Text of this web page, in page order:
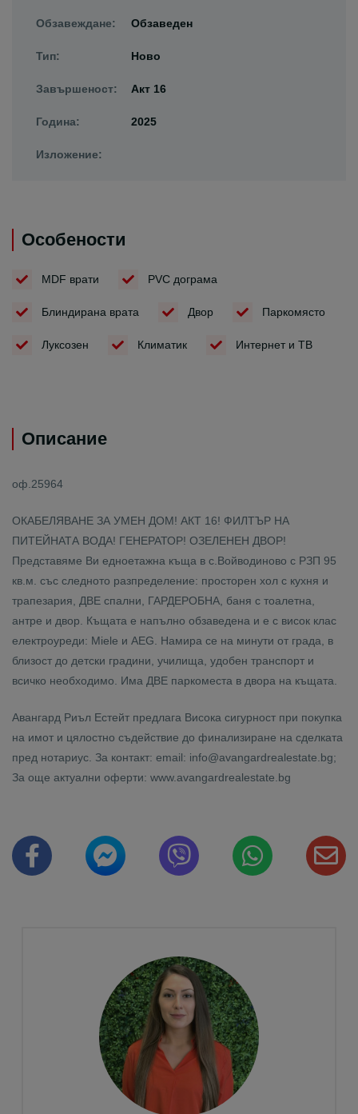
Обзавеждане: Обзаведен
Тип: Ново
Завършеност: Акт 16
Година: 2025
Изложение:
Особености
MDF врати PVC дограма
Блиндирана врата Двор Паркомясто
Луксозен Климатик Интернет и ТВ
Описание
оф.25964
ОКАБЕЛЯВАНЕ ЗА УМЕН ДОМ! АКТ 16! ФИЛТЪР НА
ПИТЕЙНАТА ВОДА! ГЕНЕРАТОР! ОЗЕЛЕНЕН ДВОР!
Представяме Ви едноетажна къща в с.Войводиново с РЗП 95
кв.м. със следното разпределение: просторен хол с кухня и
трапезария, ДВЕ спални, ГАРДЕРОБНА, баня с тоалетна,
антре и двор. Къщата е напълно обзаведена и е с висок клас
електроуреди: Miele и AEG. Намира се на минути от града, в
близост до детски градини, училища, удобен транспорт и
всичко необходимо. Има ДВЕ паркоместа в двора на къщата.
Авангард Риъл Естейт предлага Висока сигурност при покупка
на имот и цялостно съдействие до финализиране на сделката
пред нотариус. За контакт: email: info@avangardrealestate.bg;
За още актуални оферти: www.avangardrealestate.bg